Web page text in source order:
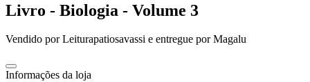
Livro - Biologia - Volume 3
Vendido porLeiturapatiosavassi e entregue por Magalu
Informações da loja